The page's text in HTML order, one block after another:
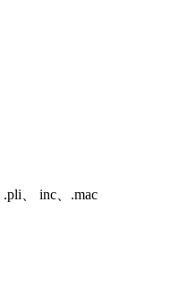
.pli、 inc、.mac